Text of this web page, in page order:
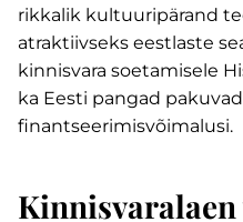
rikkalik kultuuripärand
atraktiivseks eestlaste
kinnisvara soetamisele
ka Eesti pangad
finantseerimisvõimalusi.